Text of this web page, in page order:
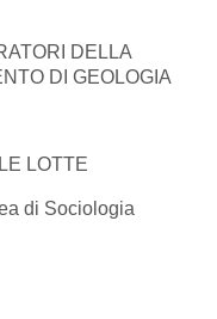
DELLA
DI GEOLOGIA
LOTTE
di Sociologia